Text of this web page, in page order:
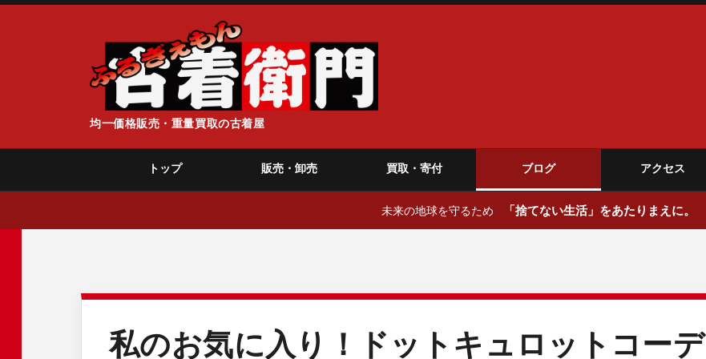
均一価格販売・重量買取の古着屋
トップ 販売・卸売 買取・寄付 ブログ アクセス
未来の地球を守るため 「捨てない生活」をあたりまえに。
私のお気に入り！ドットキュロットコーデ